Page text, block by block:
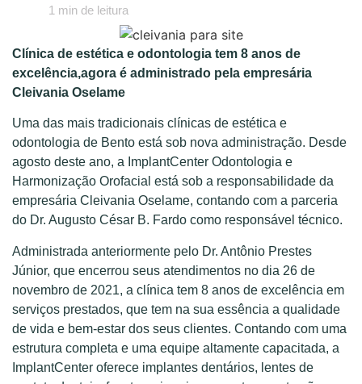
1 min de leitura
Clínica de estética e odontologia tem 8 anos de
excelência,agora é administrado pela empresária
Cleivania Oselame
Uma das mais tradicionais clínicas de estética e
odontologia de Bento está sob nova administração. Desde
agosto deste ano, a ImplantCenter Odontologia e
Harmonização Orofacial está sob a responsabilidade da
empresária Cleivania Oselame, contando com a parceria
do Dr. Augusto César B. Fardo como responsável técnico.
Administrada anteriormente pelo Dr. Antônio Prestes
Júnior, que encerrou seus atendimentos no dia 26 de
novembro de 2021, a clínica tem 8 anos de excelência em
serviços prestados, que tem na sua essência a qualidade
de vida e bem-estar dos seus clientes. Contando com uma
estrutura completa e uma equipe altamente capacitada, a
ImplantCenter oferece implantes dentários, lentes de